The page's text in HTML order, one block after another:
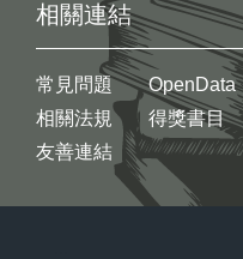
相關連結
常見問題
相關法規
友善連結
OpenData
得獎書目